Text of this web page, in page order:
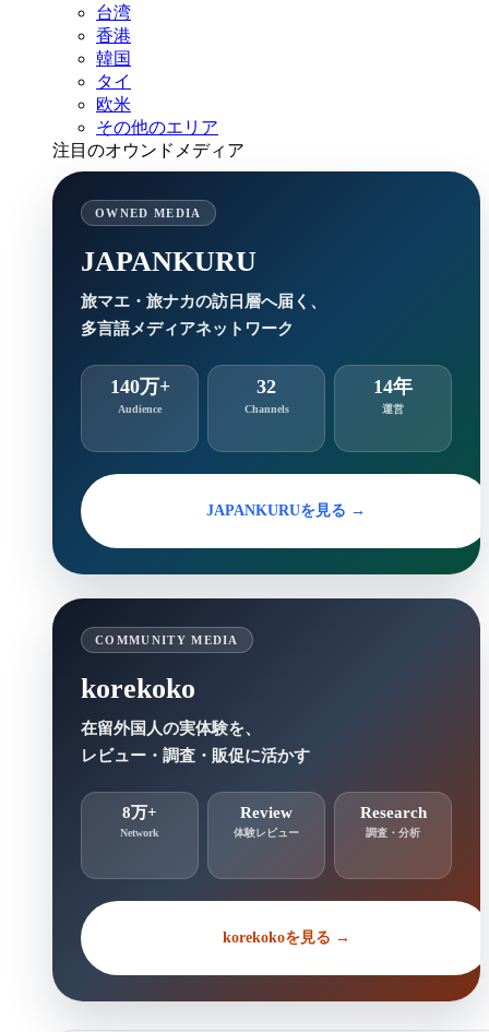
台湾
香港
韓国
タイ
欧米
その他のエリア
注目のオウンドメディア
OWNED MEDIA
JAPANKURU
旅マエ・旅ナカの訪日層へ届く、
多言語メディアネットワーク
140万+
Audience
32
Channels
14年
運営
JAPANKURUを見る →
COMMUNITY MEDIA
korekoko
在留外国人の実体験を、
レビュー・調査・販促に活かす
8万+
Network
Review
体験レビュー
Research
調査・分析
korekokoを見る →